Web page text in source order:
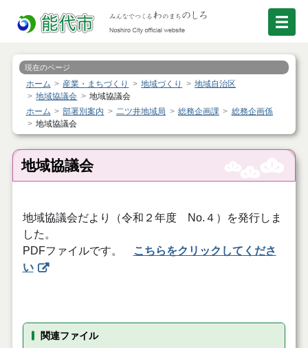
現在のページ
ホーム 産業・まちづくり 地域づくり
地域自治区
地域協議会
地域協議会
ホーム
部署別案内 二ツ井地域局 総務企画課
総務企画係
地域協議会
地域協議会
地域協議会だより（令和２年度 No.４）を発行しま
した。
PDFファイルです。
こちらをクリックしてくださ
い
関連ファイル